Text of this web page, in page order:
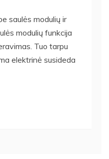
saulės modulių ir
modulių funkcija
Tuo tarpu
elektrinė susideda